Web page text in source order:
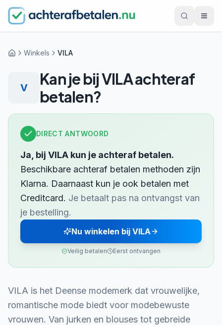
HomeWinkels VILA
V Kan je bijVILAachteraf
betalen?
DIRECT ANTWOORD
Ja, bij VILA kun je achteraf betalen.
Beschikbare achteraf betalen methoden zijn
Klarna. Daarnaast kun je ook betalen met
Creditcard. Je betaalt pas na ontvangst van
je bestelling.
Nu winkelen bij VILA
Veilig betalen Eerst ontvangen
VILA is het Deense modemerk dat vrouwelijke,
romantische mode biedt voor modebewuste
vrouwen. Van jurken en blouses tot gebreide